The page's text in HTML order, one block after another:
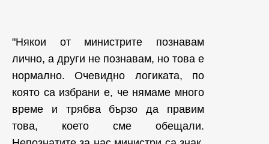
"Някои от министрите познавам
лично, а други не познавам, но това е
нормално. Очевидно логиката, по
която са избрани е, че нямаме много
време и трябва бързо да правим
това, което сме обещали.